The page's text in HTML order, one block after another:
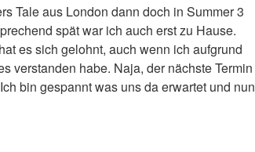
Tale aus London dann doch in Summer 3
spät war ich auch erst zu Hause.
es sich gelohnt, auch wenn ich aufgrund
verstanden habe. Naja, der nächste Termin
bin gespannt was uns da erwartet und nun